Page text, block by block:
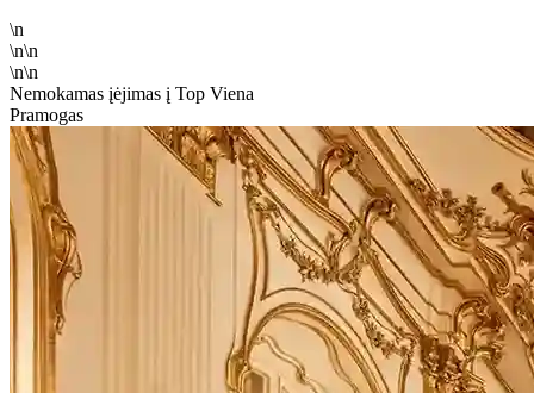
\n
\n\n
\n\n
Nemokamas įėjimas į Top Viena
Pramogas